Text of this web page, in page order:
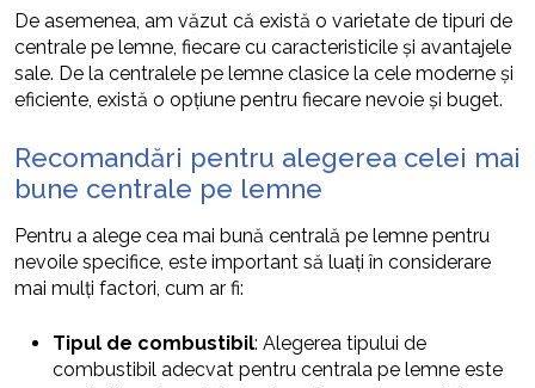
De asemenea, am văzut că există o varietate de tipuri de
centrale pe lemne, fiecare cu caracteristicile și avantajele
sale. De la centralele pe lemne clasice la cele moderne și
eficiente, există o opțiune pentru fiecare nevoie și buget.
Recomandări pentru alegerea celei mai
bune centrale pe lemne
Pentru a alege cea mai bună centrală pe lemne pentru
nevoile specifice, este important să luați în considerare
mai mulți factori, cum ar fi:
Tipul de combustibil: Alegerea tipului de
combustibil adecvat pentru centrala pe lemne este